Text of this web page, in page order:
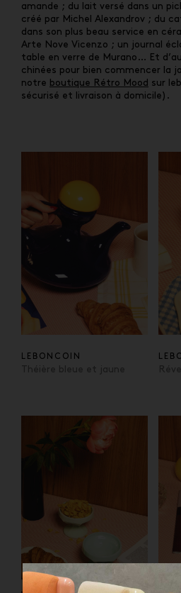
amande ; du lait versé dans un
créé par Michel Alexandrov ; du
dans son plus beau service en
Arte Nove Vicenzo ; un journal
table en verre de Murano… Et
chinées pour bien commencer la
notre boutique Rétro Mood sur
sécurisé et livraison à domicile).
LEBONCOIN